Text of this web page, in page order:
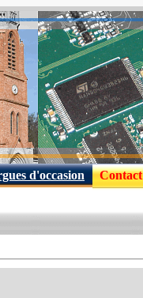
d'occasion Contact